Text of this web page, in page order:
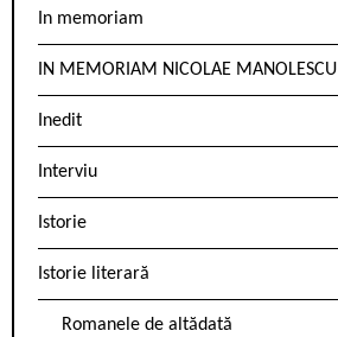
In memoriam
IN MEMORIAM NICOLAE MANOLESCU
Inedit
Interviu
Istorie
Istorie literară
Romanele de altădată